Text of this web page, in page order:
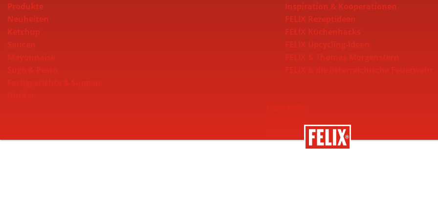
Produkte
Neuheiten
Ketchup
Saucen
Inspiration & Kooperationen
FELIX Rezeptideen
FELIX Küchenhacks
FELIX Upcycling-Ideen
Nachhaltigkeit